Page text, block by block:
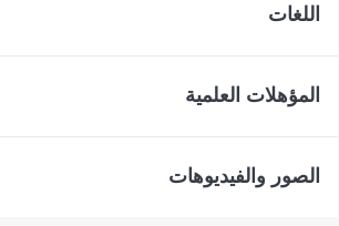
اللغات
المؤهلات العلمية
الصور والفيديوهات